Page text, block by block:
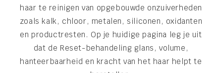
haar te reinigen van opgebouwde onzuiverheden
zoals kalk, chloor, metalen, siliconen, oxidanten
en productresten. Op je huidige pagina leg je uit
dat de Reset-behandeling glans, volume,
hanteerbaarheid en kracht van het haar helpt te